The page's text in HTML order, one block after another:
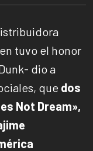
tuvo el honor
dio a
que dos
Not Dream»,